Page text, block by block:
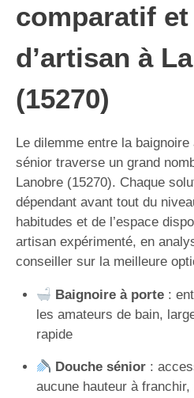
comparatif
d’artisan à
(15270)
Le dilemme entre la
sénior traverse un grand
Lanobre (15270). Chaque
dépendant avant tout du
habitudes et de l’espace
artisan expérimenté, en
conseiller sur la meilleure
Baignoire à porte:
les amateurs de bain,
rapide
Douche sénior:
aucune hauteur à